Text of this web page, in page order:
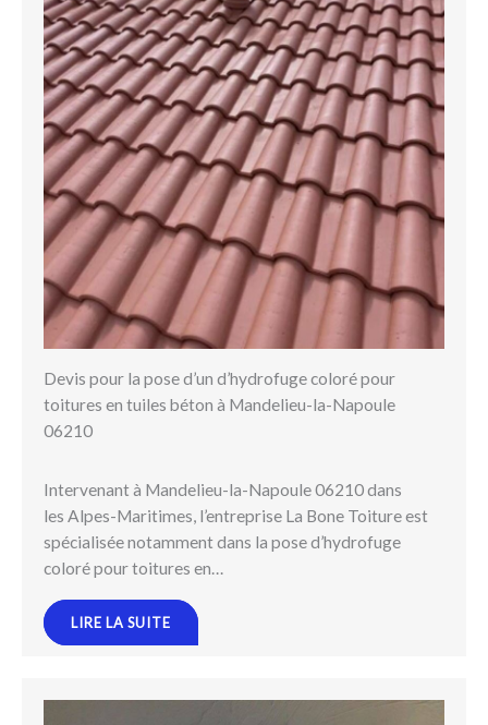
Devis pour la pose d’un d’hydrofuge coloré pour
toitures en tuiles béton à Mandelieu-la-Napoule
06210
Intervenant à Mandelieu-la-Napoule 06210 dans
les Alpes-Maritimes, l’entreprise La Bone Toiture est
spécialisée notamment dans la pose d’hydrofuge
coloré pour toitures en…
LIRE LA SUITE